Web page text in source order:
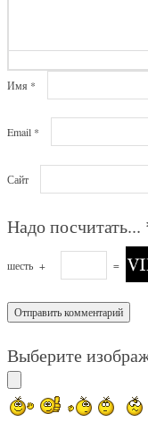
Имя *
Email *
Сайт
Надо посчитать...
шесть + =
Выберите